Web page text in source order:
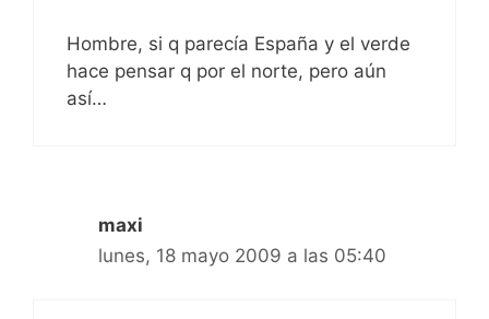
Hombre, si q parecía España y el verde
hace pensar q por el norte, pero aún
así…
maxi
lunes, 18 mayo 2009 a las 05:40